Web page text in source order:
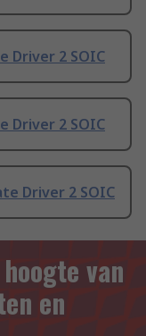
Driver 2 SOIC
Driver 2 SOIC
Driver 2 SOIC
van
en